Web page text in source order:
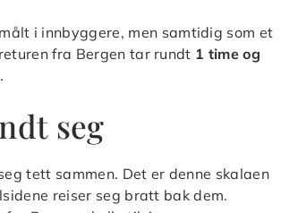
i innbyggere, men samtidig som et
fra Bergen tar rundt 1 time og
seg
tett sammen. Det er denne skalaen
reiser seg bratt bak dem.